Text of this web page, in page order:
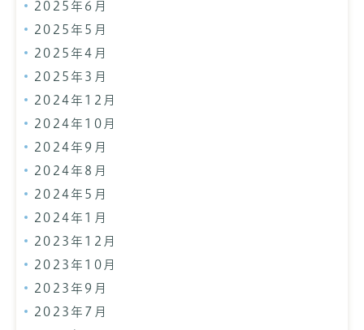
2025年6月
2025年5月
2025年4月
2025年3月
2024年12月
2024年10月
2024年9月
2024年8月
2024年5月
2024年1月
2023年12月
2023年10月
2023年9月
2023年7月